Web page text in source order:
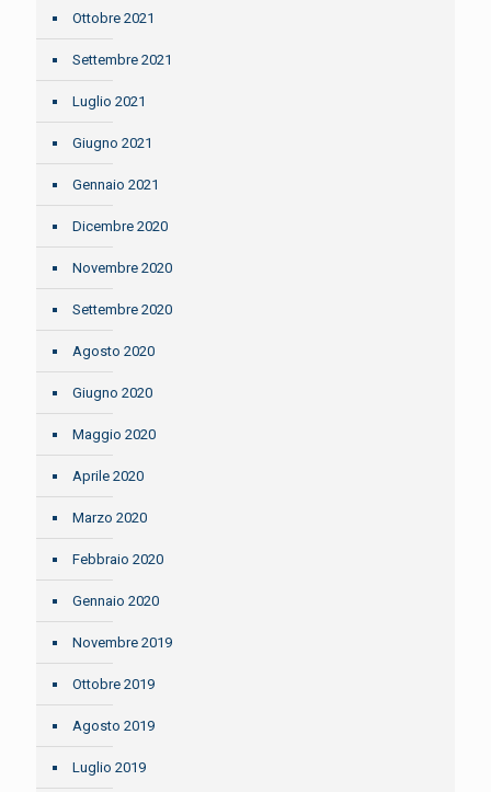
Ottobre 2021
Settembre 2021
Luglio 2021
Giugno 2021
Gennaio 2021
Dicembre 2020
Novembre 2020
Settembre 2020
Agosto 2020
Giugno 2020
Maggio 2020
Aprile 2020
Marzo 2020
Febbraio 2020
Gennaio 2020
Novembre 2019
Ottobre 2019
Agosto 2019
Luglio 2019